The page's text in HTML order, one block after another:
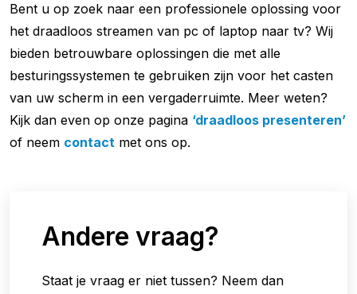
Bent u op zoek naar een professionele oplossing voor
het draadloos streamen van pc of laptop naar tv? Wij
bieden betrouwbare oplossingen die met alle
besturingssystemen te gebruiken zijn voor het casten
van uw scherm in een vergaderruimte. Meer weten?
Kijk dan even op onze pagina ‘draadloos presenteren’
of neem contact met ons op.
Andere vraag?
Staat je vraag er niet tussen? Neem dan